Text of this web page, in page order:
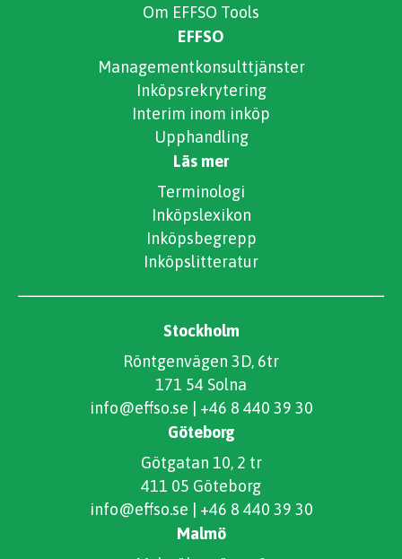
Om EFFSO Tools
EFFSO
Managementkonsulttjänster
Inköpsrekrytering
Interim inom inköp
Upphandling
Läs mer
Terminologi
Inköpslexikon
Inköpsbegrepp
Inköpslitteratur
Stockholm
Röntgenvägen 3D, 6tr
171 54 Solna
info@effso.se
+46 8 440 39 30
Göteborg
Götgatan 10, 2 tr
411 05 Göteborg
info@effso.se
+46 8 440 39 30
Malmö